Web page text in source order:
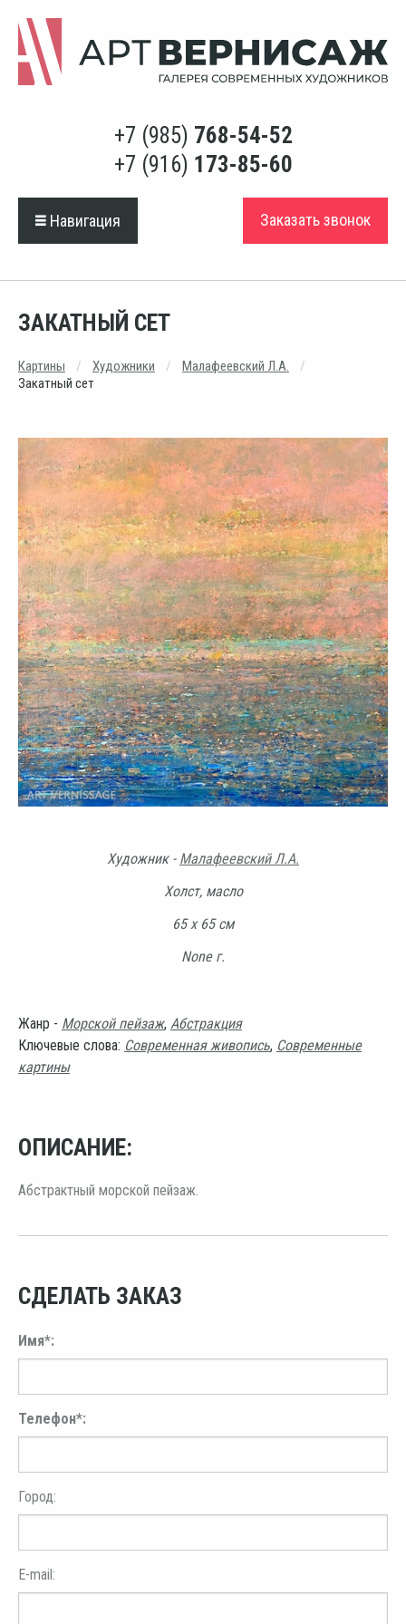
+7 (985) 768-54-52
+7 (916) 173-85-60
Навигация Заказать звонок
ЗАКАТНЫЙ СЕТ
Картины Художники
Малафеевский Л.А.
Закатный сет
Художник - Малафеевский Л.А.
Холст, масло
65 х 65 см
None г.
Жанр - Морской пейзаж, Абстракция
Ключевые слова: Современная живопись, Современные
картины
ОПИСАНИЕ:
Абстрактный морской пейзаж.
СДЕЛАТЬ ЗАКАЗ
Имя*:
Телефон*:
Город:
E-mail: